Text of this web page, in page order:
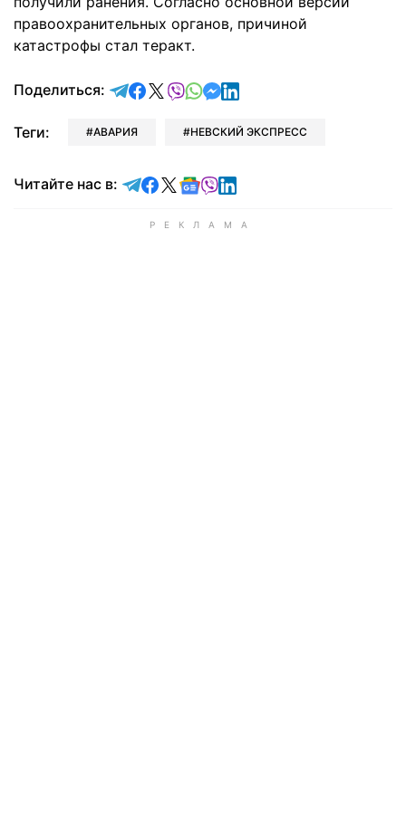
правоохранительных органов, причиной
катастрофы стал теракт.
Поделиться: отправить в Telegram
поделиться в Facebook
поделиться в X
отправить в Viber
отправить в Whatsapp
отправить в Messenger
отправить в LinkedIn
Теги: АВАРИЯ НЕВСКИЙ ЭКСПРЕСС
Читайте нас в: Читайте в Telegram
Читайте в Facebook
Читайте в X
Читайте в Google news
Читайте в Viber
Читайте в LinkedIn